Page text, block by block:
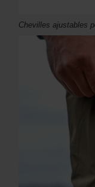
Chevilles ajustables